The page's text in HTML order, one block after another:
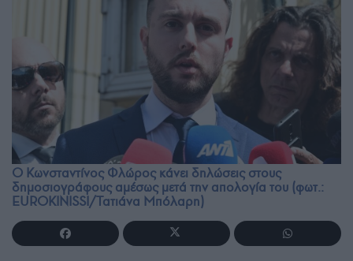
Ο Κωνσταντίνος Φλώρος κάνει δηλώσεις στους
δημοσιογράφους αμέσως μετά την απολογία του (φωτ.:
EUROKINISSI/Τατιάνα Μπόλαρη)